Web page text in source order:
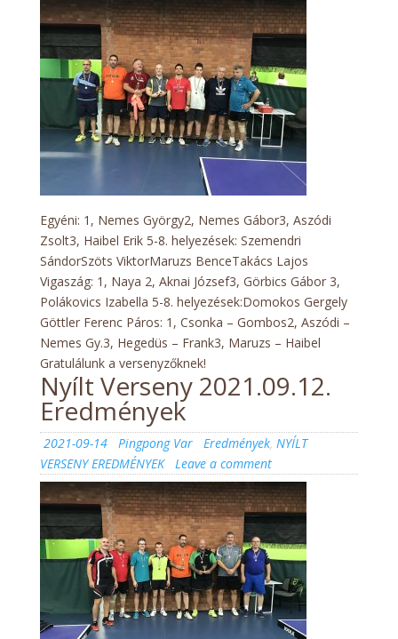
Verseny
2021.10.03.
Egyéni: 1, Nemes György2, Nemes Gábor3, Aszódi
Zsolt3, Haibel Erik 5-8. helyezések: Szemendri
SándorSzöts ViktorMaruzs BenceTakács Lajos
Vigaszág: 1, Naya 2, Aknai József3, Görbics Gábor 3,
Polákovics Izabella 5-8. helyezések:Domokos Gergely
Göttler Ferenc Páros: 1, Csonka – Gombos2, Aszódi –
Nemes Gy.3, Hegedüs – Frank3, Maruzs – Haibel
Gratulálunk a versenyzőknek!
Nyílt Verseny 2021.09.12.
Eredmények
Posted
on
2021-09-14 Author
Pingpong Var Categories
Eredmények, NYÍLT
VERSENY EREDMÉNYEK
Leave a commenton
Nyílt
Verseny
2021.09.12.
Eredmények